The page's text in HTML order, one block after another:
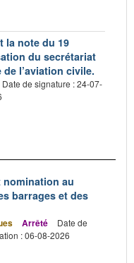
la note du 19
du secrétariat
l’aviation civile.
Date de signature : 24-07-
nomination au
barrages et des
Arrêté
Date de
: 06-08-2026